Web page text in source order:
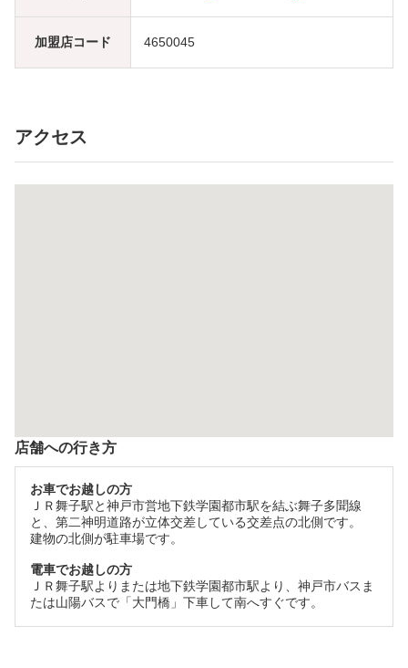
加盟店コード 4650045
アクセス
店舗への行き方
お車でお越しの方
ＪＲ舞子駅と神戸市営地下鉄学園都市駅を結ぶ舞子多聞線
と、第二神明道路が立体交差している交差点の北側です。
建物の北側が駐車場です。
電車でお越しの方
ＪＲ舞子駅よりまたは地下鉄学園都市駅より、神戸市バスま
たは山陽バスで「大門橋」下車して南へすぐです。